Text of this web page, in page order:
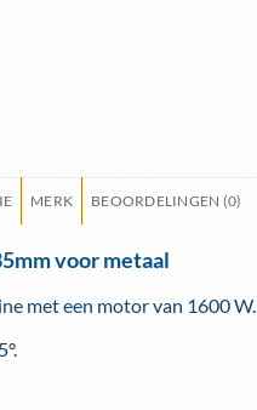
MERK BEOORDELINGEN (0)
voor metaal
met een motor van 1600 W.